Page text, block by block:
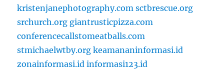
kristenjanephotography.com sctbrescue.org
srchurch.org giantrusticpizza.com
conferencecallstomeatballs.com
stmichaelwtby.org keamananinformasi.id
zonainformasi.id informasi123.id